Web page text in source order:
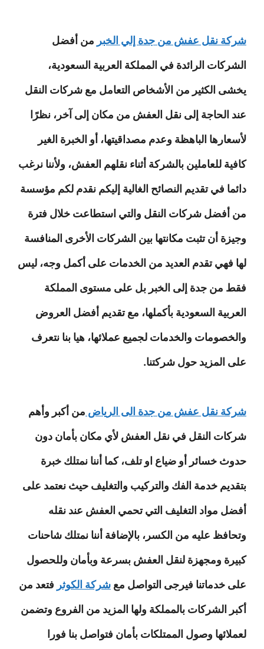
شركة نقل عفش من جدة إلي الخبر من أفضل
الشركات الرائدة في المملكة العربية السعودية،
يخشى الكثير من الأشخاص التعامل مع شركات النقل
عند الحاجة إلى نقل العفش من مكان إلى آخر، نظرًا
لأسعارها الباهظة وعدم مصداقيتها، أو الخبرة الغير
كافية للعاملين بالشركة أثناء نقلهم العفش، ولأننا نرغب
دائما في تقديم النصائح الغالية إليكم نقدم لكم مؤسسة
من أفضل شركات النقل والتي استطاعت خلال فترة
وجيزة أن تثبت مكانتها بين الشركات الأخرى المنافسة
لها فهي تقدم العديد من الخدمات على أكمل وجه، ليس
فقط من جدة إلى الخبر بل على مستوى المملكة
العربية السعودية بأكملها، مع تقديم أفضل العروض
والخصومات والخدمات لجميع عملائها، هيا بنا نتعرف
على المزيد حول شركتنا.
شركة نقل عفش من جدة الى الرياض من أكبر وأهم
شركات النقل في نقل العفش لأي مكان بأمان دون
حدوث خسائر أو ضياع او تلف، كما أننا نمتلك خبرة
بتقديم خدمة الفك والتركيب والتغليف حيث نعتمد على
أفضل مواد التغليف التي تحمي العفش عند نقله
وتحافظ عليه من الكسر، بالإضافة أننا نمتلك شاحنات
كبيرة ومجهزة لنقل العفش بسرعة وبأمان وللحصول
على خدماتنا فيرجى التواصل مع شركة الكوثر فتعد من
أكبر الشركات بالمملكة ولها المزيد من الفروع وتضمن
لعملائها وصول الممتلكات بأمان فتواصل بنا فورا